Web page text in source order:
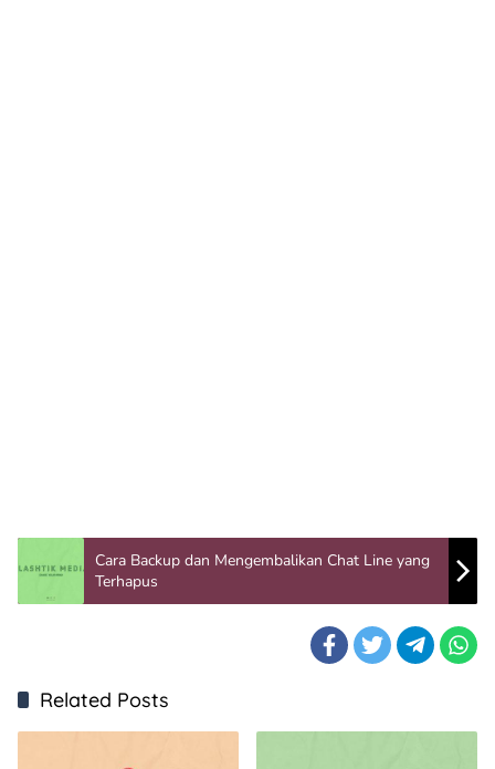
Cara Backup dan Mengembalikan Chat Line yang
Terhapus
Related Posts